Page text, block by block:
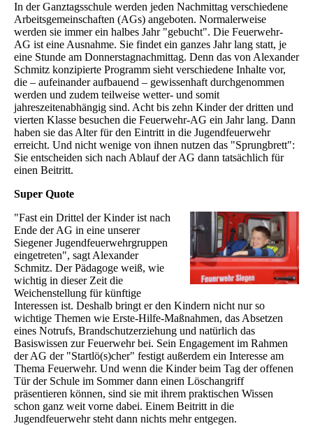
In der Ganztagsschule werden jeden Nachmittag verschiedene
Arbeitsgemeinschaften (AGs) angeboten. Normalerweise
werden sie immer ein halbes Jahr "gebucht". Die Feuerwehr-
AG ist eine Ausnahme. Sie findet ein ganzes Jahr lang statt, je
eine Stunde am Donnerstagnachmittag. Denn das von Alexander
Schmitz konzipierte Programm sieht verschiedene Inhalte vor,
die – aufeinander aufbauend – gewissenhaft durchgenommen
werden und zudem teilweise wetter- und somit
jahreszeitenabhängig sind. Acht bis zehn Kinder der dritten und
vierten Klasse besuchen die Feuerwehr-AG ein Jahr lang. Dann
haben sie das Alter für den Eintritt in die Jugendfeuerwehr
erreicht. Und nicht wenige von ihnen nutzen das "Sprungbrett":
Sie entscheiden sich nach Ablauf der AG dann tatsächlich für
einen Beitritt.
Super Quote
"Fast ein Drittel der Kinder ist nach
Ende der AG in eine unserer
Siegener Jugendfeuerwehrgruppen
eingetreten", sagt Alexander
Schmitz. Der Pädagoge weiß, wie
wichtig in dieser Zeit die
Weichenstellung für künftige
Interessen ist. Deshalb bringt er den Kindern nicht nur so
wichtige Themen wie Erste-Hilfe-Maßnahmen, das Absetzen
eines Notrufs, Brandschutzerziehung und natürlich das
Basiswissen zur Feuerwehr bei. Sein Engagement im Rahmen
der AG der "Startlö(s)cher" festigt außerdem ein Interesse am
Thema Feuerwehr. Und wenn die Kinder beim Tag der offenen
Tür der Schule im Sommer dann einen Löschangriff
präsentieren können, sind sie mit ihrem praktischen Wissen
schon ganz weit vorne dabei. Einem Beitritt in die
Jugendfeuerwehr steht dann nichts mehr entgegen.